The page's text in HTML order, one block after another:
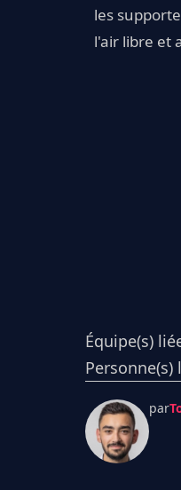
les
l'air libre et
Équipe(s)
Personne(s)
par